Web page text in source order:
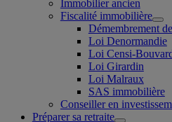
Immobilier ancien
Fiscalité immobilière
Démembrement
Loi Denormandie
Loi Censi-
Loi Girardin
Loi Malraux
SAS immobilière
Conseiller en
Préparer sa retraite